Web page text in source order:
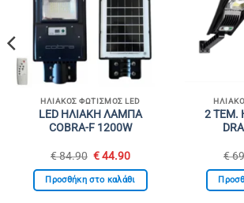
ΗΛΙΑΚΌΣ ΦΩΤΙΣΜΌΣ LED
LED ΗΛΙΑΚΗ ΛΑΜΠΑ
COBRA-F 1200W
€84.90 Original
was:
€ 84.90.
€44.90Η
τιμή
είναι:
€ 44.90.
Προσθήκη στο καλάθι
2 ΤΕΜ.
€